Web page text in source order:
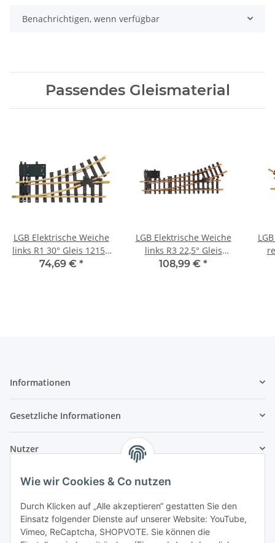
Wie wir Cookies & Co nutzen
Durch Klicken auf „Alle akzeptieren“ gestatten Sie den
Einsatz folgender Dienste auf unserer Website: YouTube,
Vimeo, ReCaptcha, SHOPVOTE. Sie können die
Benachrichtigen, wenn verfügbar
Passendes Gleismaterial
LGB Elektrische Weiche
links R1 30° Gleis 12150
Spur G
74,69 € *
LGB Elektrische Weiche
links R3 22,5° Gleis
16150 Spur G
108,99 € *
Informationen
Gesetzliche Informationen
Nutzer